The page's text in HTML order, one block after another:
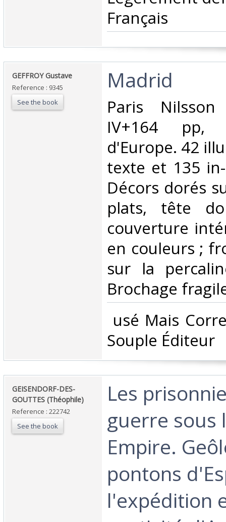
Français ‎
‎GEFFROY Gustave‎
Reference : 9345
See the book
‎Madrid‎
‎Paris
IV+164 pp,
d'Europe. 42
texte et 135
Décors dorés
plats, tête
couverture
en couleurs ;
sur la
Brochage
usé Mais
Souple Éditeur‎
‎GEISENDORF-DES-
GOUTTES (Théophile)‎
Reference : 222742
See the book
‎Les
guerre sous
Empire.
pontons
l'expédition